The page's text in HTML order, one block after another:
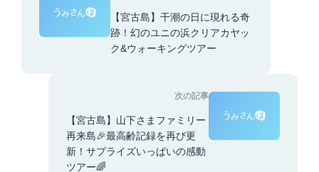
【宮古島】干潮の日に現れる奇
跡！幻のユニの浜クリアカヤッ
ク&ウォーキングツアー
次の記事
【宮古島】山下さまファミリー
再来島🎉最高齢記録を再び更
新！サプライズいっぱいの感動
ツアー🌈